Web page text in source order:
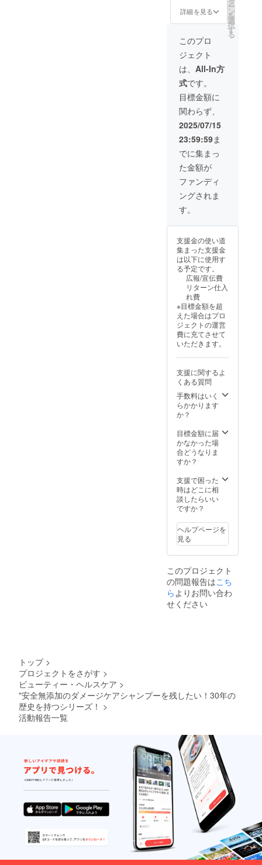
ロピル
キトサ
ン、カ
ミツレ
花エキ
ス、ウ
イキョ
ウ果実
エキ
ス、マ
ロニエ
エキ
ス、ニ
ンジン
根エキ
ス、ジ
ステア
リン酸
グリ
コー
ル、オ
10、ク
酸、グ
ルタミ
ン酸
Na、塩
化Na、
BG、
キシエ
タノー
ル、オ
レンジ
果皮油
管の注
意など○
商品の
裏面に
記載さ
ります
のて、
お手元
に届き
確認く
ださい
ませ。
※この商
化粧品
製造販
りま
す。
ココイ
ルグル
タミン
酸
TEA、
ポリク
オタニ
ウ
ム-10、
ヒドロ
キシプ
ロピル
キトサ
ン、カ
ミツレ
花エキ
ス、ウ
イキョ
ウ果実
エキ
ス、マ
ロニエ
根エキ
ス、ジ
ステア
リン酸
グリ
コー
レイン
酸PEG-
10、ク
エン
酸、グ
Na、塩
化Na、
BG、
フェノ
キシエ
ル、オ
レンジ
果皮油
○ご使
管の注
意など○
商品の
裏面に
れてお
ります
次第ご
確認く
ださい
ませ。
※この商
行って
から泡
おすす
めで
す。 ○
配合成
分○ コ
コイル
メチル
タウリ
ンNa、
パーム
核脂肪
酸アミ
ド
DEA、
エタ
ノー
ル、コ
コイル
カミド
プロピ
ルベタ
イン、
ココイ
ルグル
酸
TEA、
ポリク
オタニ
ウ
ヒドロ
キシプ
ロピル
ン、カ
ミツレ
イキョ
ウ果実
エキ
エキ
ス、ニ
ンジン
根エキ
ス、ジ
ステア
グリ
コー
ル、オ
レイン
酸PEG-
10、ク
エン
タノー
ル、オ
用・保
管の注
意など○
商品の
裏面に
記載さ
れてお
ります
のて、
お手元
に届き
次第ご
確認く
ださい
す。個
人差や
前のす
すぎ洗
いに
よって
泡立ち
が違い
ます。
すすぎ
洗いを
よく
行って
から泡
立てが
おすす
めで
す。 ○
配合成
分○ コ
タウリ
ンNa、
パーム
核脂肪
酸アミ
ド
DEA、
エタ
ノー
ル、コ
コイル
サルコ
シン
Na、コ
カミド
プロピ
ルベタ
イン、
ココイ
ルグル
TEA、
ポリク
オタニ
ヒドロ
キシプ
ロピル
キトサ
ン、カ
ミツレ
ス、ウ
イキョ
ウ果実
エキ
ス、マ
ロニエ
エキ
レイン
酸、グ
ルタミ
ン酸
Na、塩
化Na、
BG、
フェノ
キシエ
タノー
ル、オ
レンジ
果皮油
○ご使
用・保
年半以
内 ○ご
法○ 適
量を手
のひら
にと
マッ
サージ
するよ
うに洗
い、よ
くすす
いでく
ださ
い。２
度洗い
がおす
すめで
す。個
前のす
すぎ洗
いに
よって
泡立ち
が違い
ます。
すすぎ
洗いを
よく
行って
から泡
立てが
おすす
めで
す。 ○
配合成
分○ コ
コイル
メチル
パーム
核脂肪
酸アミ
エタ
ノー
ル、コ
コイル
シン
カミド
プロピ
ルベタ
イン、
ココイ
ルグル
タミン
キトサ
ス、ウ
イキョ
ウ果実
エキ
ス、マ
ロニエ
エキ
ス、ニ
ンジン
根エキ
ス、ジ
ステア
リン酸
グリ
合 弱
料・合
料無添
加 提供
方法
ゆう
パック
(ゆう
パッ
ク・定
便)また
は、ヤ
マト運
輸 使用
期限の
目安 1
年半以
法○ 適
量を手
のひら
にと
り、
マッ
サージ
するよ
うに洗
い、よ
くすす
いでく
ださ
い。２
度洗い
がおす
すめで
す。個
人差や
泡立て
いに
よって
泡立ち
すすぎ
洗いを
よく
行って
立てが
おすす
めで
す。 ○
分○ コ
コイル
メチル
タウリ
ンNa、
コイル
カミド
プロピ
ルベタ
イン、
ココイ
ルグル
タミン
酸
TEA、
ポリク
オタニ
ウ
ム-10、
ヒドロ
料・合成着色料
無添加 提供方
(ゆうパック・定
形外郵便)また
は、ヤマト運輸
使用期限の目
安 1年半以内 ○
ご使用方法○ 適
量を手のひらに
とり、マッサー
ジするように洗
い、よくすすい
でください。２
度洗いがおすす
めです。個人差
や泡立て前のす
すぎ洗いによっ
て泡立ちが違い
ます。すすぎ洗
いをよく行って
から泡立てがお
配合成分○ ココ
イルメチルタウ
リンNa、パーム
核脂肪酸アミド
DEA、エタノー
ル、ココイルサ
ルコシンNa、コ
カミドプロピル
ベタイン、ココ
イルグルタミン
酸TEA、ポリク
オタニウム-10、
ヒドロキシプロ
ピルキトサン、
カミツレ花エキ
ス、ウイキョウ
果実エキス、マ
ロニエエキス、
ニンジン根エキ
ス、ジステアリ
ン酸グリコー
PEG-10、クエン
酸、グルタミン
酸Na、塩化
Na、BG、フェ
ル、オレンジ果
皮油 ○ご使用・
保管の注意など○
商品の裏面に記
すのて、お手元
に届き次第ご確
認くださいま
せ。 ※この商品
は、化粧品製造
販売許可を取得
しております
替え1000ml１本
す。 一般販売価
格 税込￥8800-
(送料込み) デラ
イト モイスト
Rシャンプー セ
ンシティブ&ダ
メージヘア アミ
ノ酸系界面活性
剤配合 弱酸
性 合成香料・
加 提供方法 ゆ
うパック(ゆう
パック・定形外
郵便)または、ヤ
マト運輸 使用期
限の目安 1年半
以内 ○ご使用方
法○ 適量を手の
ひらにとり、
マッサージする
ように洗い、よ
くすすいでくだ
さい。２度洗い
がおすすめで
す。個人差や泡
立て前のすすぎ
洗いによって泡
立ちが違いま
す。すすぎ洗い
をよく行ってか
ら泡立てがおす
すめです。 ○配
合成分○ ココイ
ルメチルタウリ
ンNa、パーム核
脂肪酸アミド
DEA、エタノー
ル、ココイルサ
ルコシンNa、コ
カミドプロピル
イルグルタミン
酸TEA、ポリク
オタニウム-10、
ヒドロキシプロ
カミツレ花エキ
ス、ウイキョウ
果実エキス、マ
ロニエエキス、
ス、ジステアリ
ン酸グリコー
ル、オレイン酸
PEG-10、クエン
酸、グルタミン
酸Na、塩化
Na、BG、フェ
ノキシエタノー
ル、オレンジ果
皮油 ○ご使用・
販売許可を取得
詳細を見る ー
ン
を
選
択
す
る
このプロ
ジェクト
は、 All-In方
式です。
目標金額に
関わらず、
2025/07/15
23:59:59ま
でに集まっ
た金額が
ファンディ
ングされま
す。
支援金の使い道
集まった支援金
は以下に使用す
る予定です。
広報/宣伝費
リターン仕入
れ費
※目標金額を超
えた場合はプロ
ジェクトの運営
費に充てさせて
いただきます。
支援に関するよ
くある質問
手数料はいく
らかかります
か？
目標金額に届
かなかった場
合どうなりま
すか？
支援で困った
時はどこに相
談したらいい
ですか？
ヘルプページを
見る
このプロジェクト
の問題報告はこち
らよりお問い合わ
せください
トップ >
プロジェクトをさがす >
ビューティー・ヘルスケア >
"安全無添加のダメージケアシャンプーを残したい！30年の
歴史を持つシリーズ！ >
活動報告一覧